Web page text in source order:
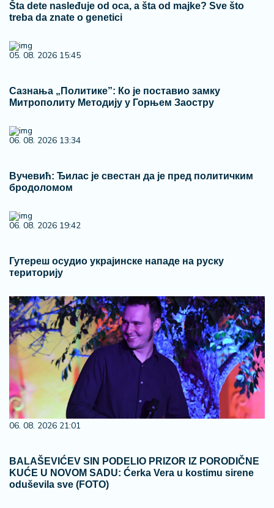
Šta dete nasleđuje od oca, a šta od majke? Sve što
treba da znate o genetici
05. 08. 2026 15:45
Сазнања „Политике”: Ко је поставио замку
Митрополиту Методију у Горњем Заостру
06. 08. 2026 13:34
Вучевић: Ђилас је свестан да је пред политичким
бродоломом
06. 08. 2026 19:42
Гутереш осудио украјинске нападе на руску
територију
06. 08. 2026 21:01
BALAŠEVIĆEV SIN PODELIO PRIZOR IZ PORODIČNE
KUĆE U NOVOM SADU: Ćerka Vera u kostimu sirene
oduševila sve (FOTO)